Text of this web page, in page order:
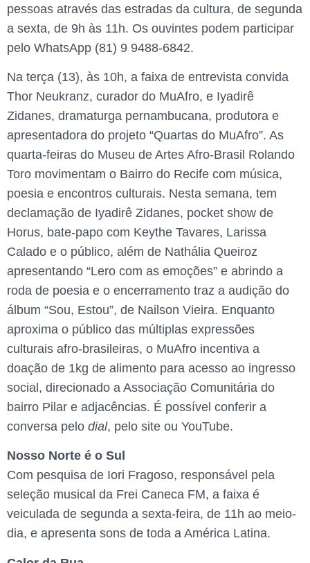
pessoas através das estradas da cultura, de segunda
a sexta, de 9h às 11h. Os ouvintes podem participar
pelo WhatsApp (81) 9 9488-6842.
Na terça (13), às 10h, a faixa de entrevista convida
Thor Neukranz, curador do MuAfro, e Iyadirê
Zidanes, dramaturga pernambucana, produtora e
apresentadora do projeto “Quartas do MuAfro”. As
quarta-feiras do Museu de Artes Afro-Brasil Rolando
Toro movimentam o Bairro do Recife com música,
poesia e encontros culturais. Nesta semana, tem
declamação de Iyadirê Zidanes, pocket show de
Horus, bate-papo com Keythe Tavares, Larissa
Calado e o público, além de Nathália Queiroz
apresentando “Lero com as emoções” e abrindo a
roda de poesia e o encerramento traz a audição do
álbum “Sou, Estou”, de Nailson Vieira. Enquanto
aproxima o público das múltiplas expressões
culturais afro-brasileiras, o MuAfro incentiva a
doação de 1kg de alimento para acesso ao ingresso
social, direcionado a Associação Comunitária do
bairro Pilar e adjacências. É possível conferir a
conversa pelo dial, pelo site ou YouTube.
Nosso Norte é o Sul
Com pesquisa de Iori Fragoso, responsável pela
seleção musical da Frei Caneca FM, a faixa é
veiculada de segunda a sexta-feira, de 11h ao meio-
dia, e apresenta sons de toda a América Latina.